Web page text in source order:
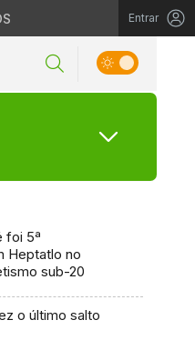
Entrar
foi 5ª
Heptatlo no
sub-20
o último salto